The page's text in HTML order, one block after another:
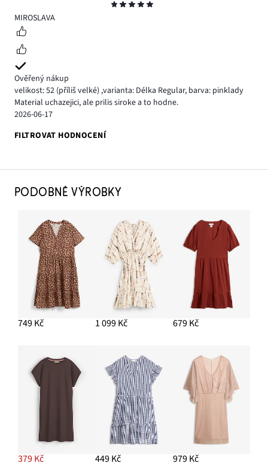
5
MIROSLAVA
Ověřený nákup
velikost: 52 (příliš velké) ,varianta: Délka Regular, barva: pinklady
Material uchazejici, ale prilis siroke a to hodne.
2026-06-17
FILTROVAT HODNOCENÍ
PODOBNÉ VÝROBKY
749 Kč 1 099 Kč 679 Kč
379 Kč 449 Kč 979 Kč